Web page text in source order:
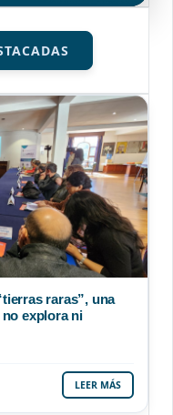
raras”, una
explora ni
LEER MÁS